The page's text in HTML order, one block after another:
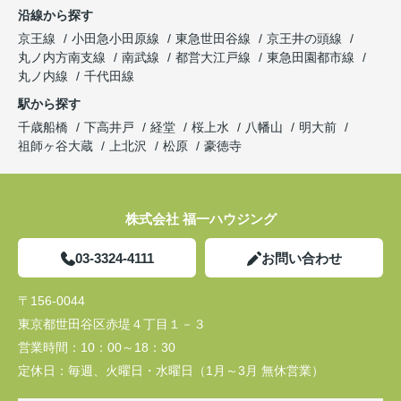
沿線から探す
京王線
小田急小田原線 東急世田谷線
京王井の頭線
丸ノ内方南支線
南武線 都営大江戸線
東急田園都市線
丸ノ内線
千代田線
駅から探す
千歳船橋
下高井戸 経堂 桜上水 八幡山
明大前
祖師ヶ谷大蔵
上北沢 松原 豪徳寺
株式会社 福一ハウジング
03-3324-4111 お問い合わせ
〒156-0044
東京都世田谷区赤堤４丁目１－３
営業時間： 10：00～18：30
定休日： 毎週、火曜日・水曜日（1月～3月 無休営業）